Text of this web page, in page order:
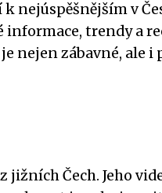
nejúspěšnějším v
trendy a
nejen zábavné, ale i
Čech. Jeho